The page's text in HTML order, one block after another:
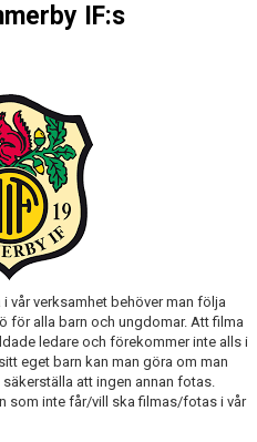
IF:s
vår verksamhet behöver man följa
för alla barn och ungdomar. Att filma
ledare och förekommer inte alls i
eget barn kan man göra om man
att ingen annan fotas.
som inte får/vill ska filmas/fotas i vår